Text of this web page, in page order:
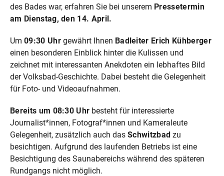
des Bades war, erfahren Sie bei unserem Pressetermin
am Dienstag, den 14. April.
Um 09:30 Uhrgewährt Ihnen Badleiter Erich Kühberger
einen besonderen Einblick hinter die Kulissen und
zeichnet mit interessanten Anekdoten ein lebhaftes Bild
der Volksbad-Geschichte. Dabei besteht die Gelegenheit
für Foto- und Videoaufnahmen.
Bereits um 08:30 Uhr besteht für interessierte
Journalist*innen, Fotograf*innen und Kameraleute
Gelegenheit, zusätzlich auch das Schwitzbad zu
besichtigen. Aufgrund des laufenden Betriebs ist eine
Besichtigung des Saunabereichs während des späteren
Rundgangs nicht möglich.